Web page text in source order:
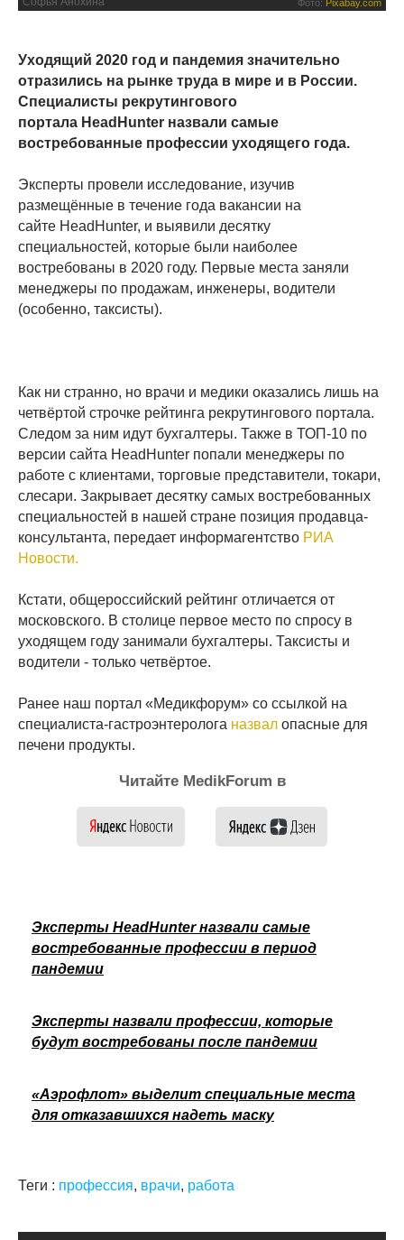
Фото: Pixabay.com
Уходящий 2020 год и пандемия значительно
отразились на рынке труда в мире и в России.
Специалисты рекрутингового
портала HeadHunter назвали самые
востребованные профессии уходящего года.
Эксперты провели исследование, изучив
размещённые в течение года вакансии на
сайте HeadHunter, и выявили десятку
специальностей, которые были наиболее
востребованы в 2020 году. Первые места заняли
менеджеры по продажам, инженеры, водители
(особенно, таксисты).
Как ни странно, но врачи и медики оказались лишь на
четвёртой строчке рейтинга рекрутингового портала.
Следом за ним идут бухгалтеры. Также в ТОП-10 по
версии сайта HeadHunter попали менеджеры по
работе с клиентами, торговые представители, токари,
слесари. Закрывает десятку самых востребованных
специальностей в нашей стране позиция продавца-
консультанта, передает информагентство РИА
Новости.
Кстати, общероссийский рейтинг отличается от
московского. В столице первое место по спросу в
уходящем году занимали бухгалтеры. Таксисты и
водители - только четвёртое.
Ранее наш портал «Медикфорум» со ссылкой на
специалиста-гастроэнтеролога назвал опасные для
печени продукты.
Читайте MedikForum в
Эксперты HeadHunter назвали самые
востребованные профессии в период
пандемии
Эксперты назвали профессии, которые
будут востребованы после пандемии
«Аэрофлот» выделит специальные места
для отказавшихся надеть маску
Теги : профессия, врачи, работа